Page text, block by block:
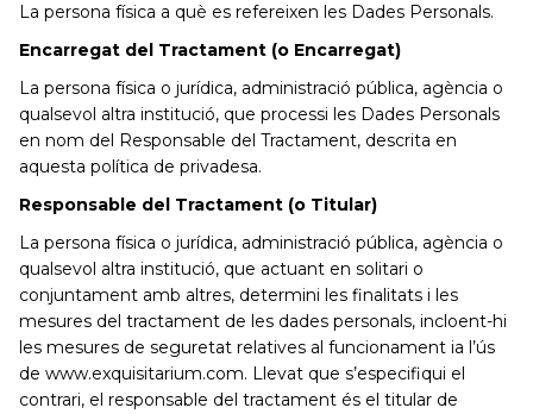
La persona física a què es refereixen les Dades Personals.
Encarregat del Tractament (o Encarregat)
La persona física o jurídica, administració pública, agència o
qualsevol altra institució, que processi les Dades Personals
en nom del Responsable del Tractament, descrita en
aquesta política de privadesa.
Responsable del Tractament (o Titular)
La persona física o jurídica, administració pública, agència o
qualsevol altra institució, que actuant en solitari o
conjuntament amb altres, determini les finalitats i les
mesures del tractament de les dades personals, incloent-hi
les mesures de seguretat relatives al funcionament ia l’ús
de www.exquisitarium.com. Llevat que s’especifiqui el
contrari, el responsable del tractament és el titular de